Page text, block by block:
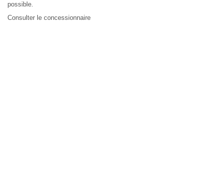
possible.
Consulter le concessionnaire